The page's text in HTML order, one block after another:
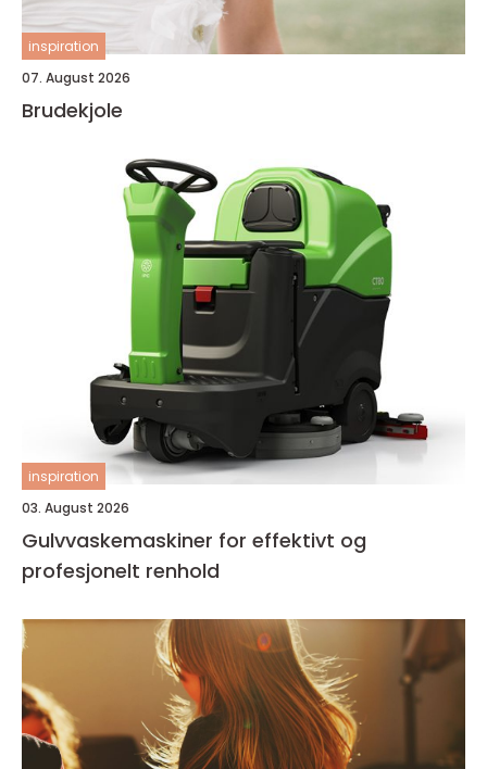
inspiration
07. August 2026
Brudekjole
inspiration
03. August 2026
Gulvvaskemaskiner for effektivt og
profesjonelt renhold